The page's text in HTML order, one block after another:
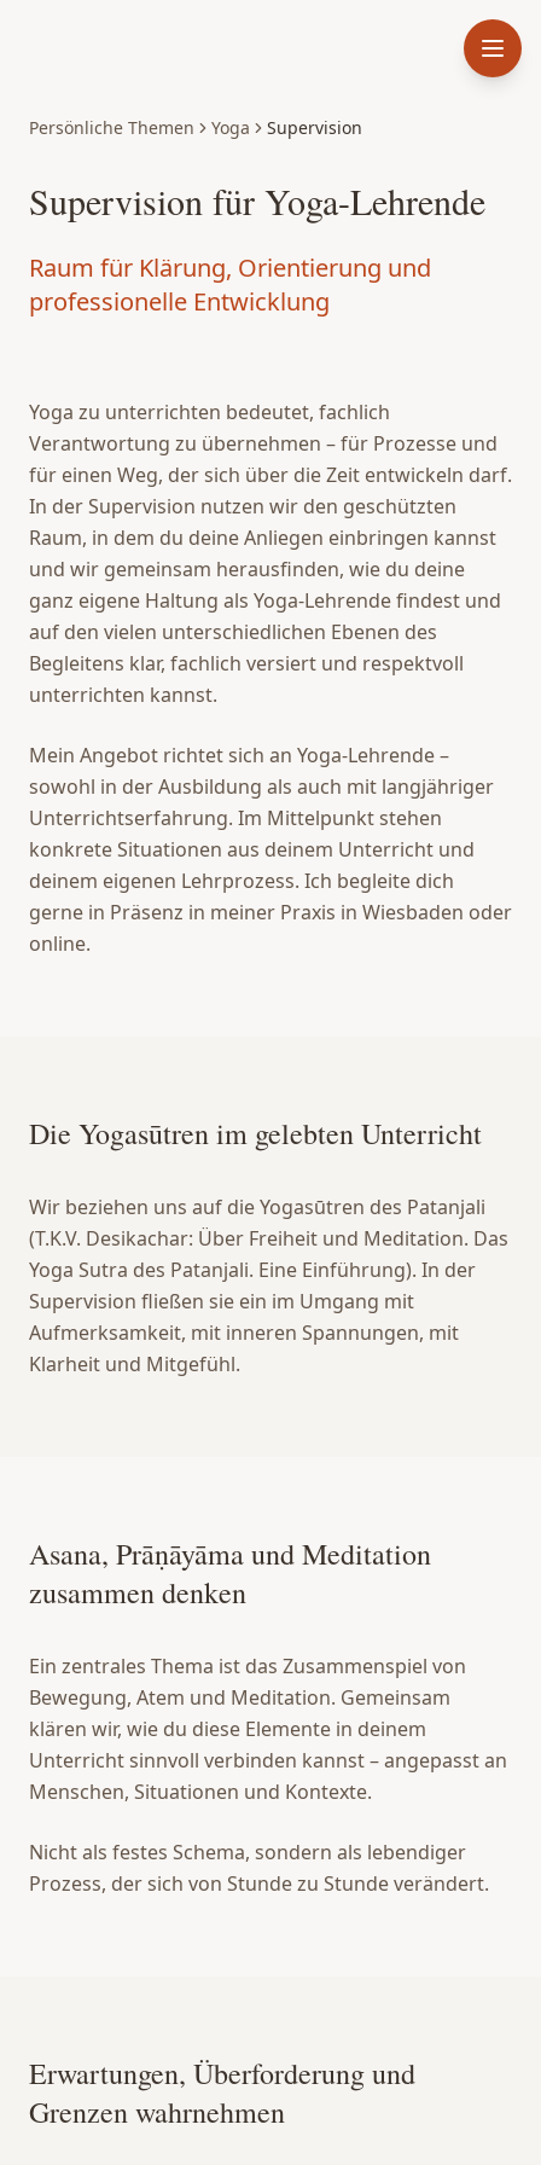
Persönliche Themen Yoga Supervision
Supervision für Yoga-Lehrende
Raum für Klärung, Orientierung und
professionelle Entwicklung
Yoga zu unterrichten bedeutet, fachlich
Verantwortung zu übernehmen – für Prozesse und
für einen Weg, der sich über die Zeit entwickeln darf.
In der Supervision nutzen wir den geschützten
Raum, in dem du deine Anliegen einbringen kannst
und wir gemeinsam herausfinden, wie du deine
ganz eigene Haltung als Yoga-Lehrende findest und
auf den vielen unterschiedlichen Ebenen des
Begleitens klar, fachlich versiert und respektvoll
unterrichten kannst.
Mein Angebot richtet sich an Yoga-Lehrende –
sowohl in der Ausbildung als auch mit langjähriger
Unterrichtserfahrung. Im Mittelpunkt stehen
konkrete Situationen aus deinem Unterricht und
deinem eigenen Lehrprozess. Ich begleite dich
gerne in Präsenz in meiner Praxis in Wiesbaden oder
online.
Die Yogasūtren im gelebten Unterricht
Wir beziehen uns auf die Yogasūtren des Patanjali
(T.K.V. Desikachar: Über Freiheit und Meditation. Das
Yoga Sutra des Patanjali. Eine Einführung). In der
Supervision fließen sie ein im Umgang mit
Aufmerksamkeit, mit inneren Spannungen, mit
Klarheit und Mitgefühl.
Asana, Prāṇāyāma und Meditation
zusammen denken
Ein zentrales Thema ist das Zusammenspiel von
Bewegung, Atem und Meditation. Gemeinsam
klären wir, wie du diese Elemente in deinem
Unterricht sinnvoll verbinden kannst – angepasst an
Menschen, Situationen und Kontexte.
Nicht als festes Schema, sondern als lebendiger
Prozess, der sich von Stunde zu Stunde verändert.
Erwartungen, Überforderung und
Grenzen wahrnehmen